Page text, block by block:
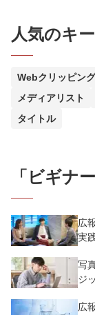
人気のキ
Webクリッピング
メディアリスト
タイトル
「ビギナー
広
実
写
ジ
広